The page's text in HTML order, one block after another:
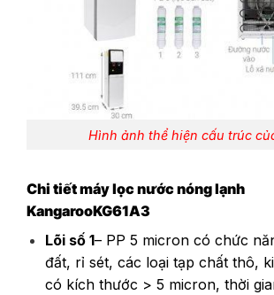
Hình ảnh thể hiện cấu trúc
Chi tiết máy lọc nước nóng lạnh
KangarooKG61A3
Lõi số 1– PP 5 micron có chức
đất, rỉ sét, các loại tạp chất thô,
có kích thước > 5 micron, thời